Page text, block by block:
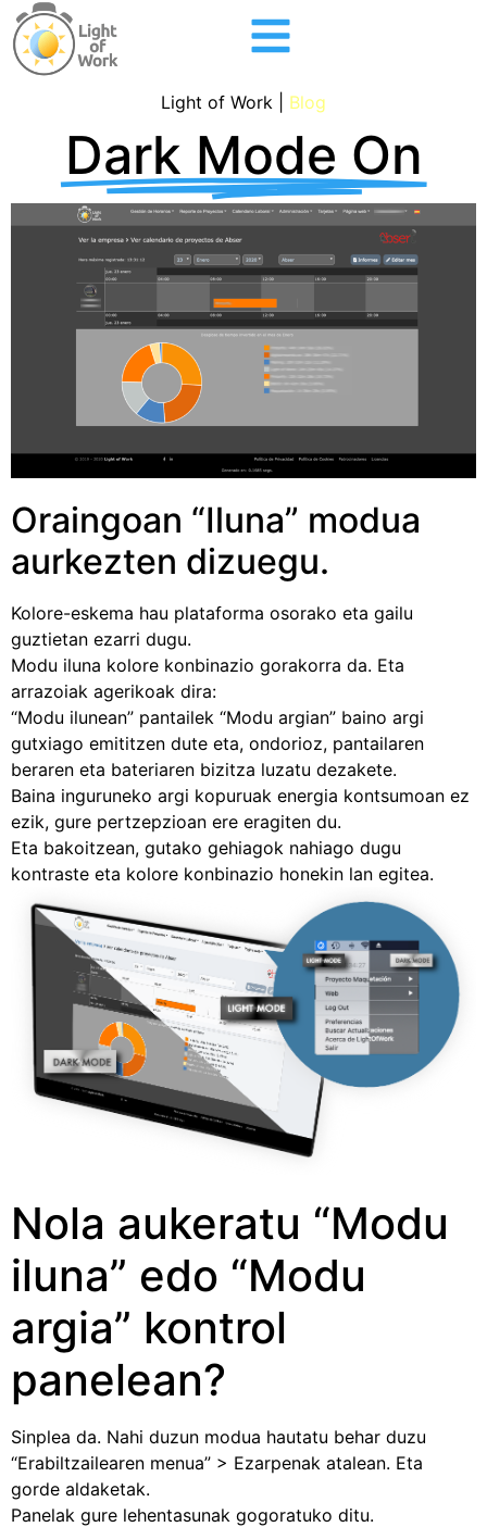
Light of Work | Blog
Dark Mode On
Oraingoan “Iluna” modua
aurkezten dizuegu.
Kolore-eskema hau plataforma osorako eta gailu
guztietan ezarri dugu.
Modu iluna kolore konbinazio gorakorra da. Eta
arrazoiak agerikoak dira:
“Modu ilunean” pantailek “Modu argian” baino argi
gutxiago emititzen dute eta, ondorioz, pantailaren
beraren eta bateriaren bizitza luzatu dezakete.
Baina inguruneko argi kopuruak energia kontsumoan ez
ezik, gure pertzepzioan ere eragiten du.
Eta bakoitzean, gutako gehiagok nahiago dugu
kontraste eta kolore konbinazio honekin lan egitea.
Nola aukeratu “Modu
iluna” edo “Modu
argia” kontrol
panelean?
Sinplea da. Nahi duzun modua hautatu behar duzu
“Erabiltzailearen menua” > Ezarpenak atalean. Eta
gorde aldaketak.
Panelak gure lehentasunak gogoratuko ditu.